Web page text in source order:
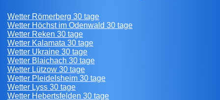
Wetter Römerberg 30 tage
Wetter Höchst im Odenwald 30 tage
Wetter Reken 30 tage
Wetter Kalamata 30 tage
Wetter Ukraine 30 tage
Wetter Blaichach 30 tage
Wetter Lützow 30 tage
Wetter Pleidelsheim 30 tage
Wetter Lyss 30 tage
Wetter Hebertsfelden 30 tage